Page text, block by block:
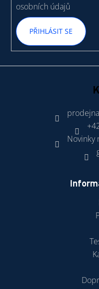
osobních údajů
PŘIHLÁSIT SE
prodejna
Novinky